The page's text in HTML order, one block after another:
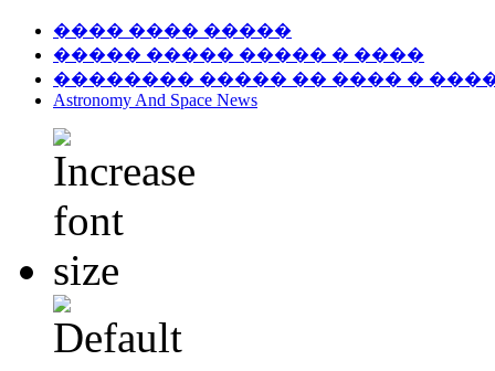
���� ���� �����
����� ����� ����� � ����
�������� ����� �� ���� �
Astronomy And Space News